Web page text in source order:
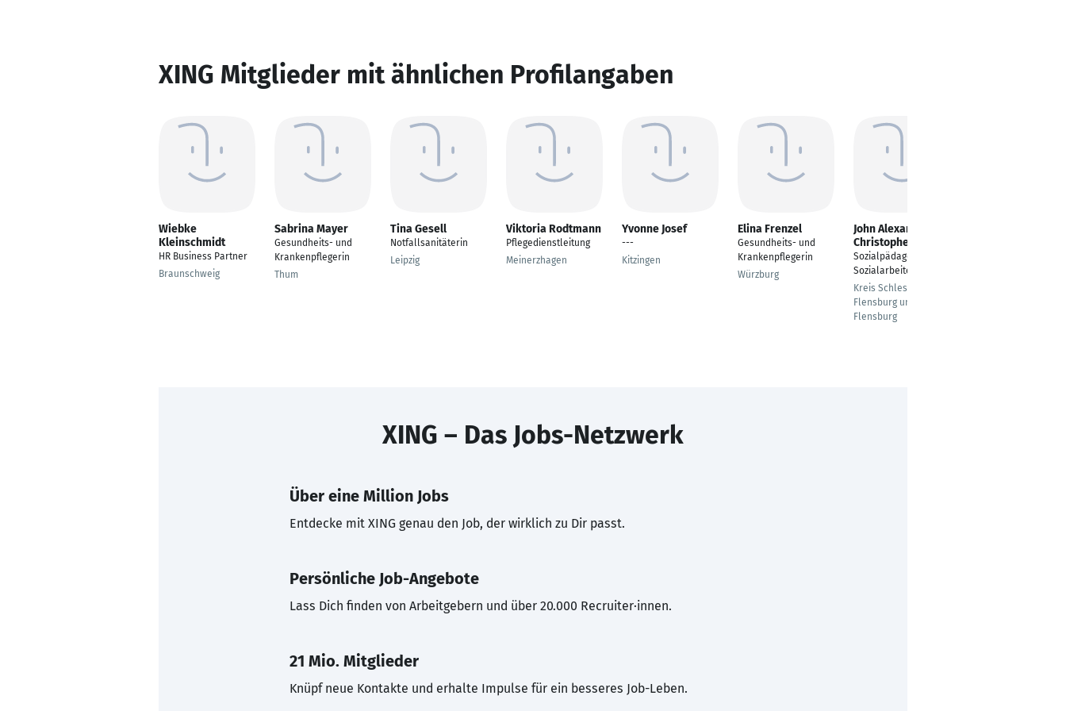
XING Mitglieder mit ähnlichen Profilangaben
Wiebke
Kleinschmidt
HR Business Partner
Braunschweig
Sabrina Mayer
Gesundheits- und
Krankenpflegerin
Thum
Tina Gesell
Notfallsanitäterin
Leipzig
Viktoria Rodtmann
Pflegedienstleitung
Meinerzhagen
Yvonne Josef
---
Kitzingen
Elina Frenzel
Gesundheits- und
Krankenpflegerin
Würzburg
John Alexander
Christopher Thees
Sozialpädagoge/
Sozialarbeiter
Kreis Schleswig-
Flensburg und
Flensburg
XING – Das Jobs-Netzwerk
Über eine Million Jobs
Entdecke mit XING genau den Job, der wirklich zu Dir passt.
Persönliche Job-Angebote
Lass Dich finden von Arbeitgebern und über 20.000 Recruiter·innen.
21 Mio. Mitglieder
Knüpf neue Kontakte und erhalte Impulse für ein besseres Job-Leben.